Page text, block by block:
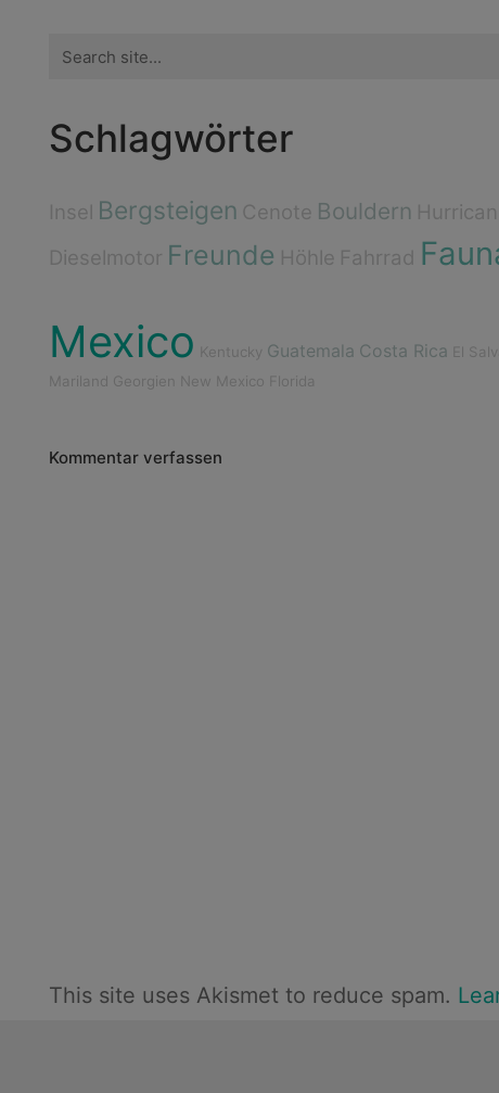
for:
Schlagwörter
Insel Bergsteigen Cenote Bouldern Hurrican
Dieselmotor Freunde Höhle Fahrrad
Mexico Kentucky Guatemala Costa Rica El
Mariland Georgien New Mexico Florida
Kommentar verfassen
This site uses Akismet to reduce spam.